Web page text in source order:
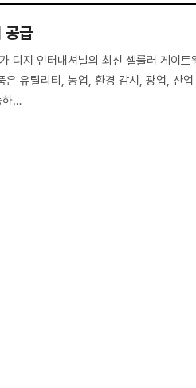
공급
디지 인터내셔널의 최신 셀룰러 게이트
유틸리티, 농업, 환경 감시, 광업, 산
하…